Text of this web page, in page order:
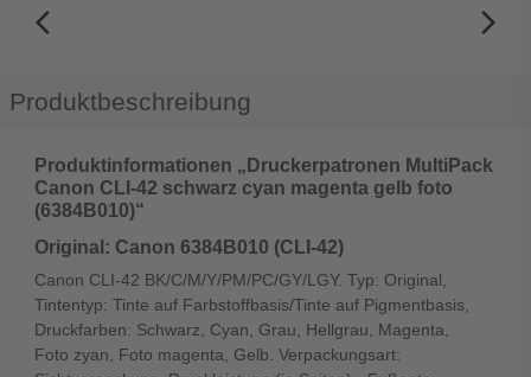
arrow_back_ios_new
arrow_forward_ios
Produktbeschreibung
Produktinformationen „Druckerpatronen MultiPack
Canon CLI-42 schwarz cyan magenta gelb foto
(6384B010)“
Original: Canon 6384B010 (CLI-42)
Canon CLI-42 BK/C/M/Y/PM/PC/GY/LGY. Typ: Original,
Tintentyp: Tinte auf Farbstoffbasis/Tinte auf Pigmentbasis,
Druckfarben: Schwarz, Cyan, Grau, Hellgrau, Magenta,
Foto zyan, Foto magenta, Gelb. Verpackungsart: